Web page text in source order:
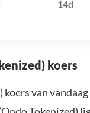
14d
koers
van vandaag